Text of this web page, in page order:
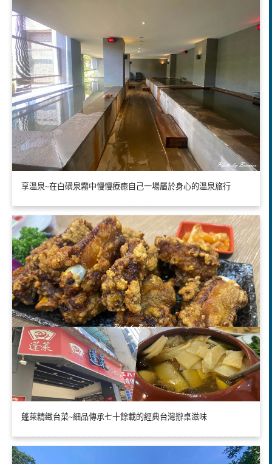
享溫泉~在白磺泉霧中慢慢療癒自己一場屬於身心的溫泉旅行
蓬萊精緻台菜~細品傳承七十餘載的經典台灣辦桌滋味